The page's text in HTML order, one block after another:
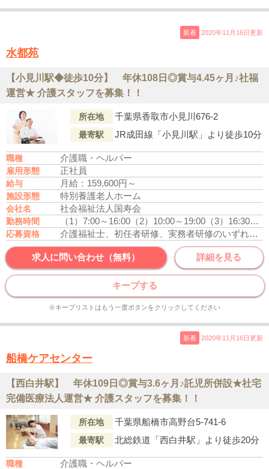
新着 2020年11月16日更新
水都苑
【小見川駅◆徒歩10分】 年休108日◎賞与4.45ヶ月♪社福
運営★ 介護スタッフを募集！！
所在地 千葉県香取市小見川676-2
最寄駅 JR成田線「小見川駅」より徒歩10分
職種 介護職・ヘルパー
雇用形態 正社員
給与 月給：159,600円～
施設形態 特別養護老人ホーム
会社名 社会福祉法人国寿会
勤務時間 （1）7:00～16:00 （2）10:00～19:00 （3）16:30～10:15
応募資格 介護福祉士、初任者研修、実務者研修のいずれかの資格をお持ちの方
求人に問い合わせ（無料） 詳細を見る
キープする
※キープリストはもう一度ボタンをクリックしてください
新着 2020年11月16日更新
船橋ケアセンター
【西白井駅】 年休109日◎賞与3.6ヶ月♪託児所併設★社宅
完備医療法人運営★ 介護スタッフを募集！！
所在地 千葉県船橋市高野台5-741-6
最寄駅 北総鉄道「西白井駅」より徒歩20分
職種 介護職・ヘルパー